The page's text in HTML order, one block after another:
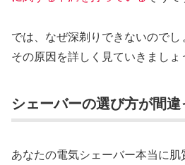
では、なぜ深剃りできないのでし
その原因を詳しく見ていきましょ
シェーバーの選び方が間違
あなたの電気シェーバー本当に